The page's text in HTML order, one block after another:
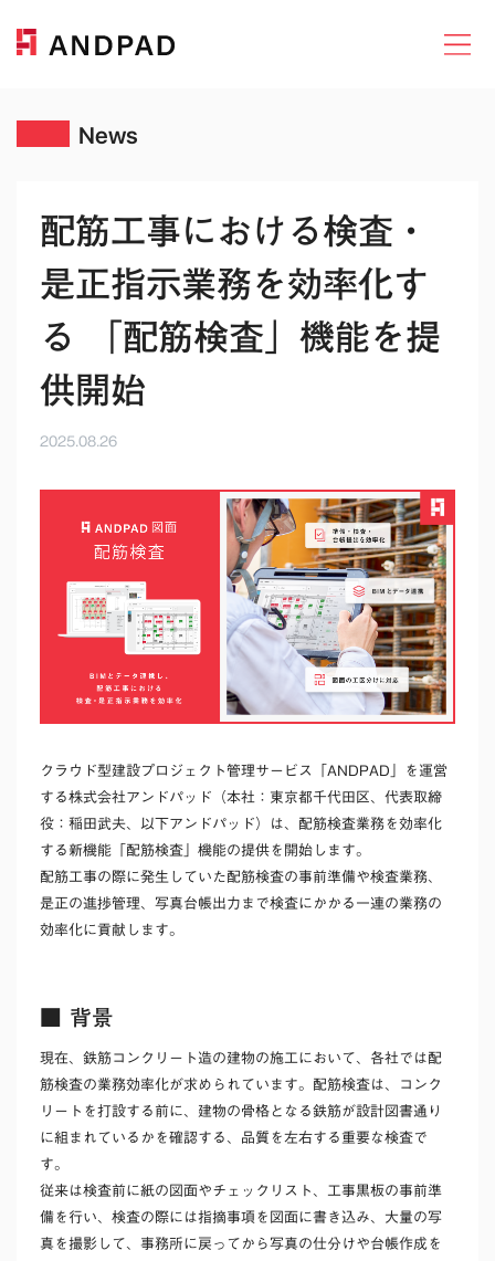
News
配筋工事における検査・
是正指示業務を効率化す
る 「配筋検査」機能を提
供開始
2025.08.26
クラウド型建設プロジェクト管理サービス「ANDPAD」を運営
する株式会社アンドパッド（本社：東京都千代田区、代表取締
役：稲田武夫、以下アンドパッド）は、配筋検査業務を効率化
する新機能「配筋検査」機能の提供を開始します。
配筋工事の際に発生していた配筋検査の事前準備や検査業務、
是正の進捗管理、写真台帳出力まで検査にかかる一連の業務の
効率化に貢献します。
■ 背景
現在、鉄筋コンクリート造の建物の施工において、各社では配
筋検査の業務効率化が求められています。配筋検査は、コンク
リートを打設する前に、建物の骨格となる鉄筋が設計図書通り
に組まれているかを確認する、品質を左右する重要な検査で
す。
従来は検査前に紙の図面やチェックリスト、工事黒板の事前準
備を行い、検査の際には指摘事項を図面に書き込み、大量の写
真を撮影して、事務所に戻ってから写真の仕分けや台帳作成を